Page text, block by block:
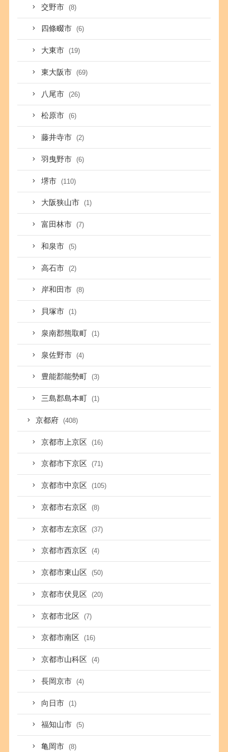
交野市 (8)
四條畷市 (6)
大東市 (19)
東大阪市 (69)
八尾市 (26)
松原市 (6)
藤井寺市 (2)
羽曳野市 (6)
堺市 (110)
大阪狭山市 (1)
富田林市 (7)
和泉市 (5)
高石市 (2)
岸和田市 (8)
貝塚市 (1)
泉南郡熊取町 (1)
泉佐野市 (4)
豊能郡能勢町 (3)
三島郡島本町 (1)
京都府 (408)
京都市上京区 (16)
京都市下京区 (71)
京都市中京区 (105)
京都市右京区 (8)
京都市左京区 (37)
京都市西京区 (4)
京都市東山区 (50)
京都市伏見区 (20)
京都市北区 (7)
京都市南区 (16)
京都市山科区 (4)
長岡京市 (4)
向日市 (1)
福知山市 (5)
亀岡市 (8)